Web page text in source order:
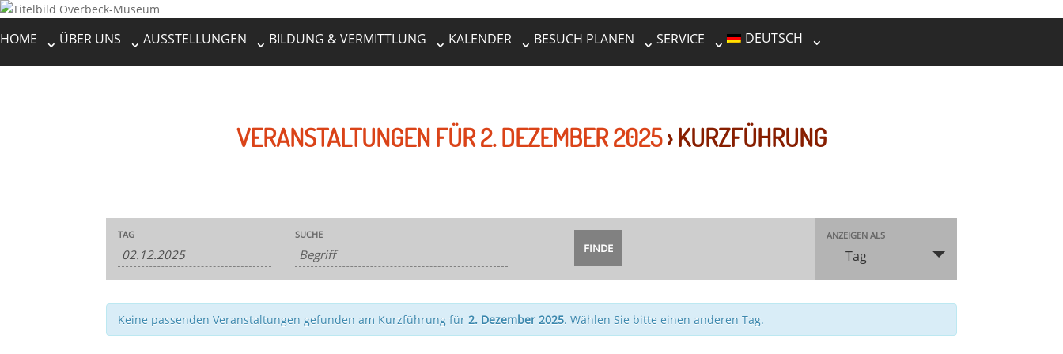
HOME ÜBER UNS AUSSTELLUNGEN BILDUNG & VERMITTLUNG KALENDER BESUCH PLANEN SERVICE DEUTSCH
VERANSTALTUNGEN FÜR 2. DEZEMBER 2025› KURZFÜHRUNG
Veranstaltungen
Suche
und
Ansichten,
Navigation
Veranstaltungen
Suche
TAG SUCHE Veranstaltung
Ansichten-
ANZEIGEN ALS
Tag
Keine passenden Veranstaltungen gefunden am Kurzführung für2. Dezember 2025. Wählen Sie bitte einen anderen Tag.